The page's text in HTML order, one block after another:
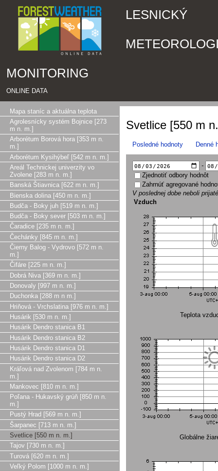
LESNICKÝ
MONITORING
ONLINE DATA
Mapa staníc a aktuálna teplota
Agrolesnícky systém Bojnice [273
m n. m.]
Arborétum Borová hora [353 m n.
m.]
Arborétum Kysihýbeľ [542 m n. m.]
Areál Technickej univerzity vo
Zvolene [283 m n. m.]
Banská Štiavnica [622 m n. m.]
Bienska dolina [450 m n. m.]
Budča - Boky juh [519 m n. m.]
Budča - Boky sever [503 m n. m.]
Čaradice [235 m n. m.]
Čechánky [845 m n. m.]
Čierny Balog - Vydrovo [572 m n.
m.]
Čifáre [225 m n. m.]
Dobrá Niva [369 m n. m.]
Donovaly [997 m n. m.]
Duchonka [288 m n m.]
Hriňová - Vrchslatina [976 m n. m.]
Husárik [530 m n. m.]
Husárik Dendro stanica B1
Husárik Dendro stanica B2
Husárik Dendro stanica D1
Husárik Dendro stanica D2
Kráľová nad Zvolenom [784 m n.
m.]
Mankovec [810 m n. m.]
Poľana - Hukavský grúň [850 m n.
m.]
Pustý Hrad [569 m n. m.]
Šarpanec [713 m n. m.]
Svetlice [550 m n. m.]
Tajov [730 m n. m.]
Turová [620 m n. m.]
Veľký Polom [1000 m n. m.]
Svetlice [550 m
Posledné hodnoty Denné
-
Zjednotiť odbory hodnôt
Zahrnúť agregované
V poslednej dobe neboli
Vzduch
Teplota
Globálne